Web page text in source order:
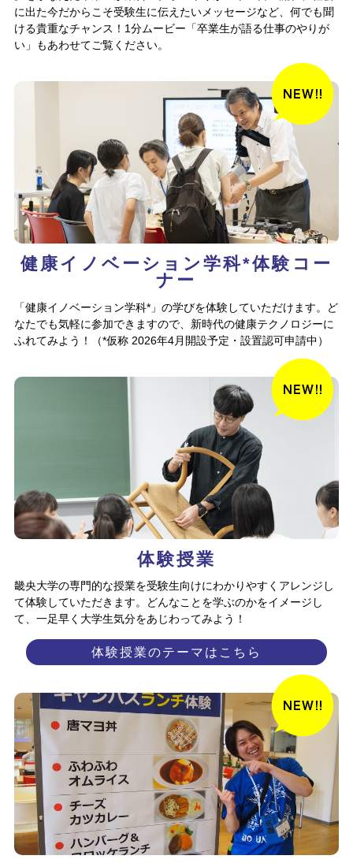
に出た今だからこそ受験生に伝えたいメッセージなど、何でも聞
ける貴重なチャンス！1分ムービー「卒業生が語る仕事のやりが
い」もあわせてご覧ください。
健康イノベーション学科*体験コー
ナー
「健康イノベーション学科*」の学びを体験していただけます。ど
なたでも気軽に参加できますので、新時代の健康テクノロジーに
ふれてみよう！（*仮称 2026年4月開設予定・設置認可申請中）
体験授業
畿央大学の専門的な授業を受験生向けにわかりやすくアレンジし
て体験していただきます。どんなことを学ぶのかをイメージし
て、一足早く大学生気分をあじわってみよう！
体験授業のテーマはこちら